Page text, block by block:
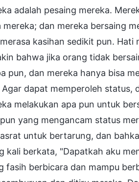
adalah pesaing mereka.
dan mereka bersaing
kasihan sedikit pun.
bahwa jika orang tidak
pun, dan mereka hanya bisa
dapat memperoleh status,
melakukan apa pun untuk
yang mengancam status
untuk bertarung, dan
kali berkata, "Dapatkah aku
fasih berbicara dan mampu